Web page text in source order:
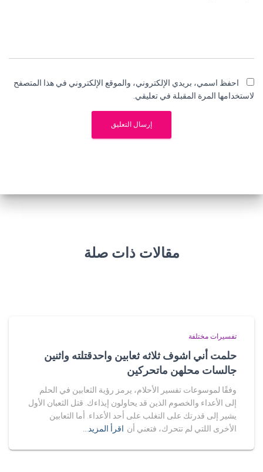
احفظ اسمي، بريدي الإلكتروني، والموقع الإلكتروني في هذا المتصفح
لاستخدامها المرة المقبلة في تعليقي.
مقالات ذات صلة
تفسيرات مختلفة
حلمت أني اشوف ثلاثه ثعابين واحدقتلته واثنين
جالسات محلهن ماتحركين
وفقًا لموسوعات تفسير الأحلام، يرمز رؤية الثعابين في الحلم
إلى الأعداء والخصوم الذين قد يحاولون إيذاءك. قتل الثعبان الأول
يشير إلى قدرتك على التغلب على أحد الأعداء. أما الثعابين
الأخرى اللتي لم تتحرك، فتعني أن اقرأ المزيد…